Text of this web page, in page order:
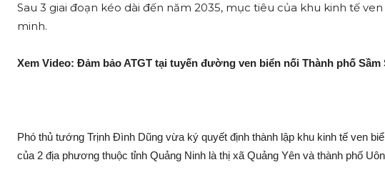
Sau 3 giai đoạn kéo dài đến năm 2035, mục tiêu của khu kinh tế
minh.
Xem Video: Đảm bảo ATGT tại tuyến đường ven biển nối Thành phố
Phó thủ tướng Trịnh Đình Dũng vừa ký quyết định thành lập khu kinh tế ven
của 2 địa phương thuộc tỉnh Quảng Ninh là thị xã Quảng Yên và thành phố